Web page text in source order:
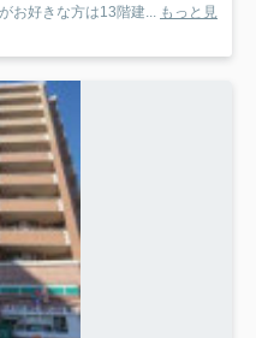
お好きな方は13階建...
もっと見